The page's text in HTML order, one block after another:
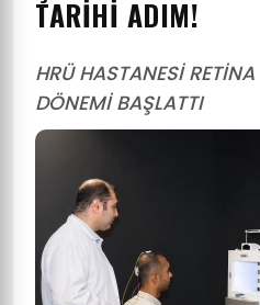
TARİHİ ADIM!
HRÜ HASTANESİ
DÖNEMİ BAŞLATTI